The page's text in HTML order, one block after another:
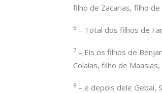
filho de Zacarias, filho de
6 – Total dos filhos de
7 – Eis os filhos de
Colaías, filho de
8 – e depois dele Gebai,